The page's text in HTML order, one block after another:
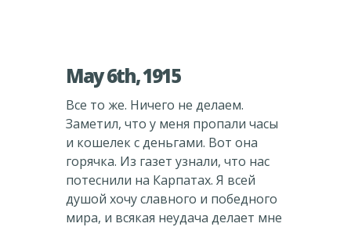
May 6th, 1915
Все то же. Ничего не делаем.
Заметил, что у меня пропали часы
и кошелек с деньгами. Вот она
горячка. Из газет узнали, что нас
потеснили на Карпатах. Я всей
душой хочу славного и победного
мира, и всякая неудача делает мне